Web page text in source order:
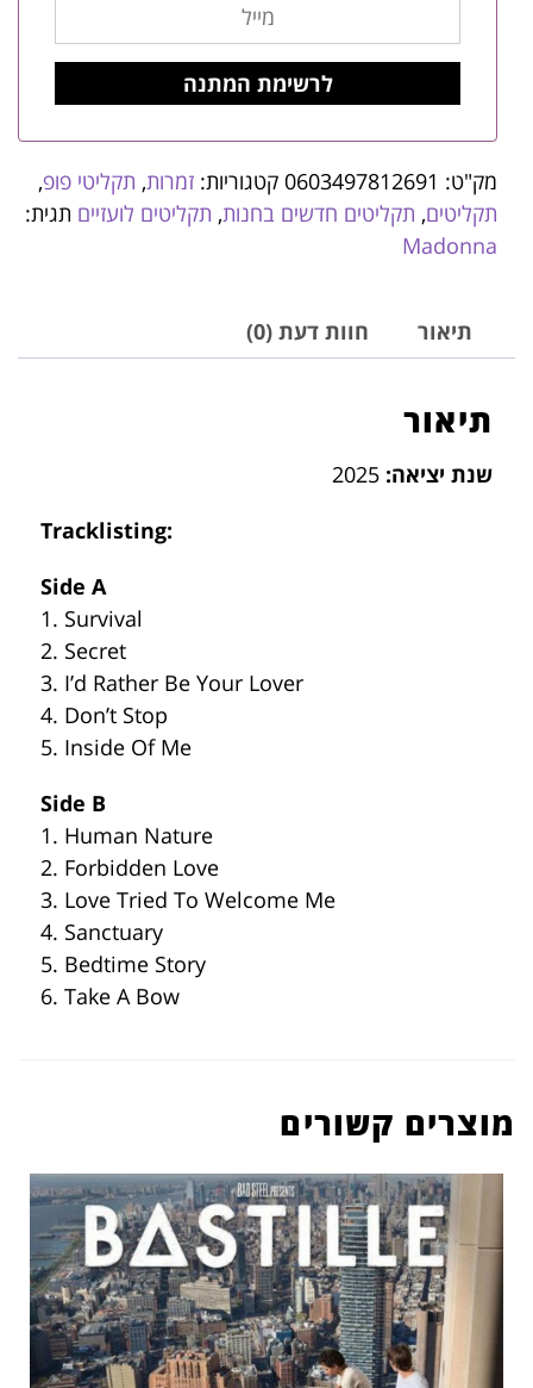
מק"ט: 0603497812691 קטגוריות: זמרות, תקליטי פופ,
תקליטים, תקליטים חדשים בחנות, תקליטים לועזיים תגית:
Madonna
תיאור חוות דעת (0)
תיאור
שנת יציאה: 2025
Tracklisting:
Side A
1. Survival
2. Secret
3. I’d Rather Be Your Lover
4. Don’t Stop
5. Inside Of Me
Side B
1. Human Nature
2. Forbidden Love
3. Love Tried To Welcome Me
4. Sanctuary
5. Bedtime Story
6. Take A Bow
מוצרים קשורים